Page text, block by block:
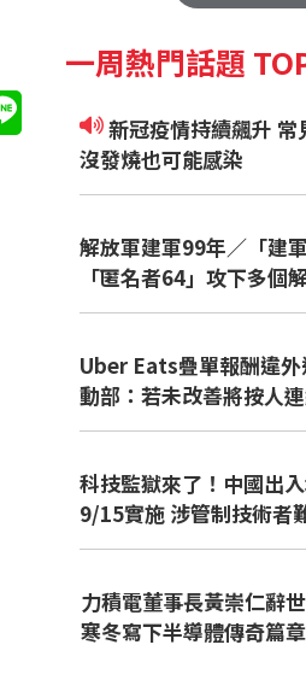
一周熱門話題
新冠疫情持續飆升 常見八大症狀
沒發燒也可能感染
解放軍建軍99年／「建
「匿名者64」攻下多個
Uber Eats疊單報酬違外
動部：若未改善將按人
科技監獄來了！中國出
9/15實施 涉管制技術者
力積電董事長黃崇仁辭
寒冬寫下半導體傳奇篇章